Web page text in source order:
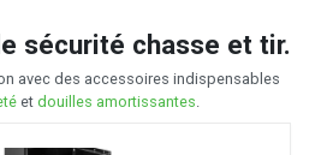
sécurité chasse et tir.
avec des accessoires indispensables
et douilles amortissantes